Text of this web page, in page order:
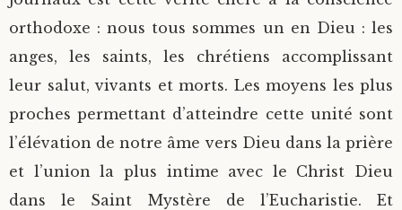
orthodoxe : nous tous sommes un en Dieu : les
anges, les saints, les chrétiens accomplissant
leur salut, vivants et morts. Les moyens les plus
proches permettant d’atteindre cette unité sont
l’élévation de notre âme vers Dieu dans la prière
et l’union la plus intime avec le Christ Dieu
dans le Saint Mystère de l’Eucharistie. Et